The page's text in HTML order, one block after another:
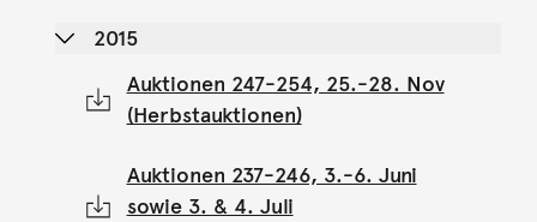
2015
Auktionen 247-254, 25.-28. Nov
(Herbstauktionen)
Auktionen 237-246, 3.-6. Juni
sowie 3. & 4. Juli